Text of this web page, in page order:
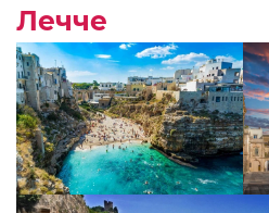
Лечче